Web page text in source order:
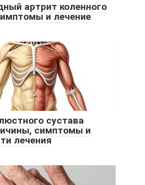
артрит коленного
и лечение
сустава
симптомы и
лечения